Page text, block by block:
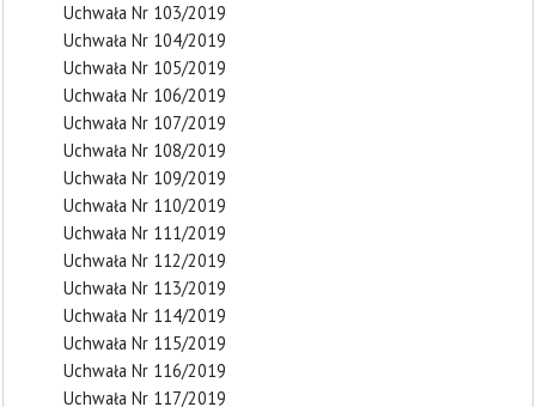
Uchwała Nr 103/2019
Uchwała Nr 104/2019
Uchwała Nr 105/2019
Uchwała Nr 106/2019
Uchwała Nr 107/2019
Uchwała Nr 108/2019
Uchwała Nr 109/2019
Uchwała Nr 110/2019
Uchwała Nr 111/2019
Uchwała Nr 112/2019
Uchwała Nr 113/2019
Uchwała Nr 114/2019
Uchwała Nr 115/2019
Uchwała Nr 116/2019
Uchwała Nr 117/2019